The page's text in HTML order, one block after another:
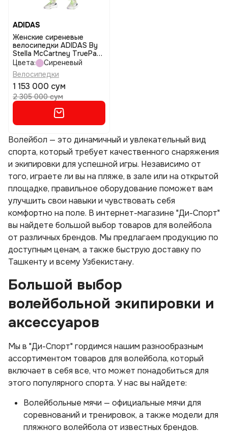
ADIDAS
Женские сиреневые
велосипедки ADIDAS By
Stella McCartney TruePace
Cycling размер xs
Цвета:
Сиреневый
Велосипедки
1 153 000 сум
2 305 000 сум
Волейбол — это динамичный и увлекательный вид
спорта, который требует качественного снаряжения
и экипировки для успешной игры. Независимо от
того, играете ли вы на пляже, в зале или на открытой
площадке, правильное оборудование поможет вам
улучшить свои навыки и чувствовать себя
комфортно на поле. В интернет-магазине "Ди-Спорт"
вы найдете большой выбор товаров для волейбола
от различных брендов. Мы предлагаем продукцию по
доступным ценам, а также быструю доставку по
Ташкенту и всему Узбекистану.
Большой выбор
волейбольной экипировки и
аксессуаров
Мы в "Ди-Спорт" гордимся нашим разнообразным
ассортиментом товаров для волейбола, который
включает в себя все, что может понадобиться для
этого популярного спорта. У нас вы найдете:
Волейбольные мячи — официальные мячи для
соревнований и тренировок, а также модели для
пляжного волейбола от известных брендов.